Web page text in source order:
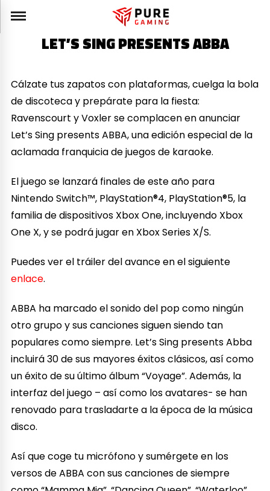
LET’S SING PRESENTS ABBA
Cálzate tus zapatos con plataformas, cuelga la bola
de discoteca y prepárate para la fiesta:
Ravenscourt y Voxler se complacen en anunciar
Let’s Sing presents ABBA, una edición especial de la
aclamada franquicia de juegos de karaoke.
El juego se lanzará finales de este año para
Nintendo Switch™, PlayStation®4, PlayStation®5, la
familia de dispositivos Xbox One, incluyendo Xbox
One X, y se podrá jugar en Xbox Series X/S.
Puedes ver el tráiler del avance en el siguiente
enlace.
ABBA ha marcado el sonido del pop como ningún
otro grupo y sus canciones siguen siendo tan
populares como siempre. Let’s Sing presents Abba
incluirá 30 de sus mayores éxitos clásicos, así como
un éxito de su último álbum “Voyage”. Además, la
interfaz del juego – así como los avatares- se han
renovado para trasladarte a la época de la música
disco.
Así que coge tu micrófono y sumérgete en los
versos de ABBA con sus canciones de siempre